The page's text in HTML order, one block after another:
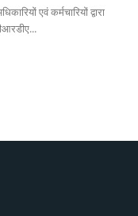
एवं कर्मचारियों द्वारा